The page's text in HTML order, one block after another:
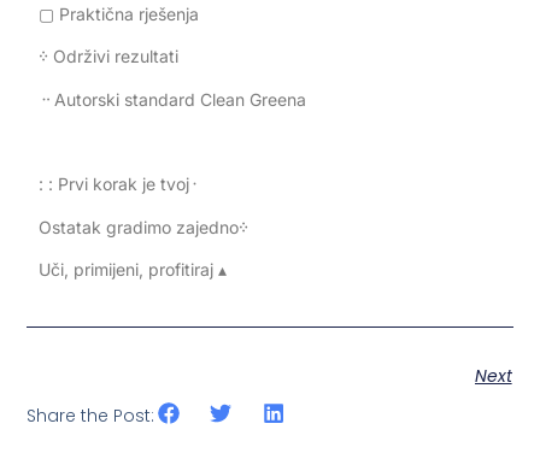
▢ Praktična rješenja
᠅ Održivi rezultati
᠃ Autorski standard Clean Greena
: : Prvi korak je tvoj᠂
Ostatak gradimo zajedno᠅
Uči, primijeni, profitiraj ▴
Next
Share the Post: